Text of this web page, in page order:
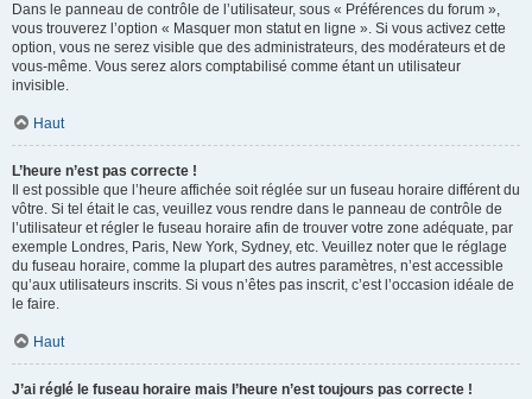
Dans le panneau de contrôle de l’utilisateur, sous « Préférences du forum »,
vous trouverez l’option « Masquer mon statut en ligne ». Si vous activez cette
option, vous ne serez visible que des administrateurs, des modérateurs et de
vous-même. Vous serez alors comptabilisé comme étant un utilisateur
invisible.
Haut
L’heure n’est pas correcte !
Il est possible que l’heure affichée soit réglée sur un fuseau horaire différent du
vôtre. Si tel était le cas, veuillez vous rendre dans le panneau de contrôle de
l’utilisateur et régler le fuseau horaire afin de trouver votre zone adéquate, par
exemple Londres, Paris, New York, Sydney, etc. Veuillez noter que le réglage
du fuseau horaire, comme la plupart des autres paramètres, n’est accessible
qu’aux utilisateurs inscrits. Si vous n’êtes pas inscrit, c’est l’occasion idéale de
le faire.
Haut
J’ai réglé le fuseau horaire mais l’heure n’est toujours pas correcte !